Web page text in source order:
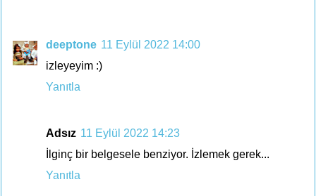
deeptone 11 Eylül 2022 14:00
izleyeyim :)
Yanıtla
Adsız 11 Eylül 2022 14:23
İlginç bir belgesele benziyor. İzlemek gerek...
Yanıtla